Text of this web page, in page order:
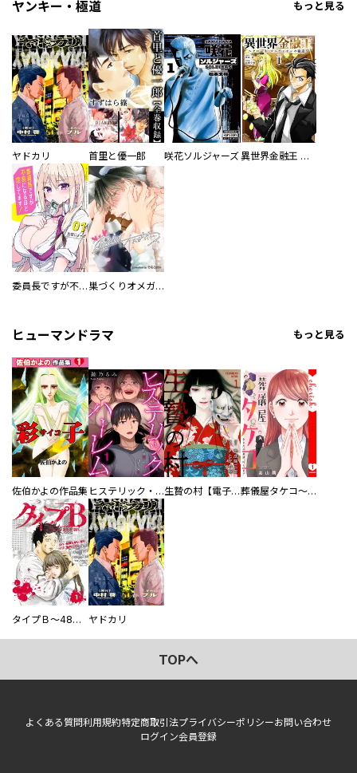
ヤンキー・極道 もっと見る
ヤドカリ 首里と優一郎 咲花ソルジャーズ 異世界金融王 ～クローネ・ゴルディオンの覇道～
委員長ですが不良になるほど恋してます！ 巣づくりオメガバース
ヒューマンドラマ もっと見る
佐伯かよの作品集 ヒステリック・ハーレム～搾られる男と堕ちる女～【電子単行本版】 生贄の村【電子単行本版】 葬儀屋タケコ～あなたの最期、叶えます【電子単行本版】
タイプＢ～48時間後、致死率100％～【単話】 ヤドカリ
TOPへ
よくある質問利用規約特定商取引法プライバシーポリシーお問い合わせ
ログイン会員登録